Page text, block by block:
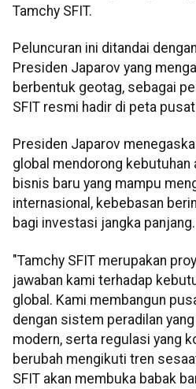
Tamchy SFIT.
Peluncuran ini ditandai
Presiden Japarov yang
berbentuk geotag, sebagai
SFIT resmi hadir di peta
Presiden Japarov
global mendorong
bisnis baru yang mampu
internasional, kebebasan
bagi investasi jangka panjang.
"Tamchy SFIT merupakan
jawaban kami terhadap
global. Kami membangun
dengan sistem peradilan
modern, serta regulasi yang
berubah mengikuti tren
SFIT akan membuka babak